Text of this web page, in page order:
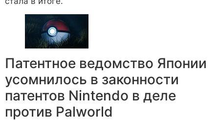
Патентное ведомство Японии
усомнилось в законности
патентов Nintendo в деле
против Palworld